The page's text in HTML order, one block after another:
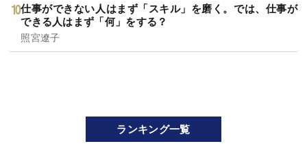
仕事ができない人はまず「スキル」を磨く。では、仕事が
できる人はまず「何」をする？
照宮遼子
ランキング一覧